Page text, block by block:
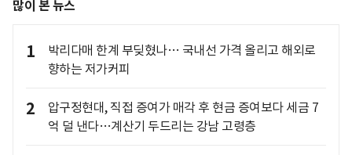
많이 본 뉴스
1
박리다매 한계 부딪혔나… 국내선 가격 올리고 해외로
향하는 저가커피
2
압구정현대, 직접 증여가 매각 후 현금 증여보다 세금 7
억 덜 낸다…계산기 두드리는 강남 고령층